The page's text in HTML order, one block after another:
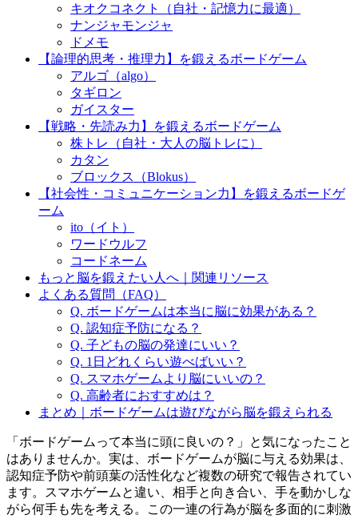
キオクコネクト（自社・記憶力に最適）
ナンジャモンジャ
ドメモ
【論理的思考・推理力】を鍛えるボードゲーム
アルゴ（algo）
タギロン
ガイスター
【戦略・先読み力】を鍛えるボードゲーム
株トレ（自社・大人の脳トレに）
カタン
ブロックス（Blokus）
【社会性・コミュニケーション力】を鍛えるボードゲ
ーム
ito（イト）
ワードウルフ
コードネーム
もっと脳を鍛えたい人へ｜関連リソース
よくある質問（FAQ）
Q. ボードゲームは本当に脳に効果がある？
Q. 認知症予防になる？
Q. 子どもの脳の発達にいい？
Q. 1日どれくらい遊べばいい？
Q. スマホゲームより脳にいいの？
Q. 高齢者におすすめは？
まとめ｜ボードゲームは遊びながら脳を鍛えられる
「ボードゲームって本当に頭に良いの？」と気になったこと
はありませんか。実は、ボードゲームが脳に与える効果は、
認知症予防や前頭葉の活性化など複数の研究で報告されてい
ます。スマホゲームと違い、相手と向き合い、手を動かしな
がら何手も先を考える。この一連の行為が脳を多面的に刺激